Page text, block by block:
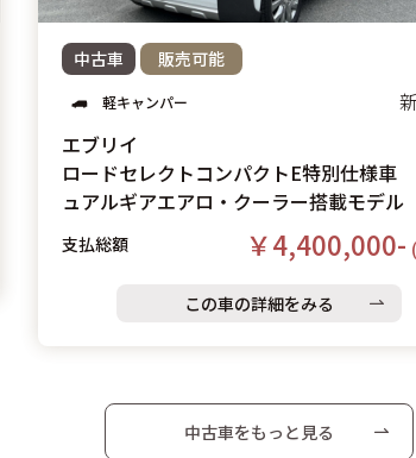
中古車 販売可能
軽キャンパー
エブリイ
ロードセレクトコンパクトE特別仕様車
ュアルギアエアロ・クーラー搭載モデ
示未使用車
支払総額 ￥4,400,000-
この車の詳細をみる
中古車をもっと見る